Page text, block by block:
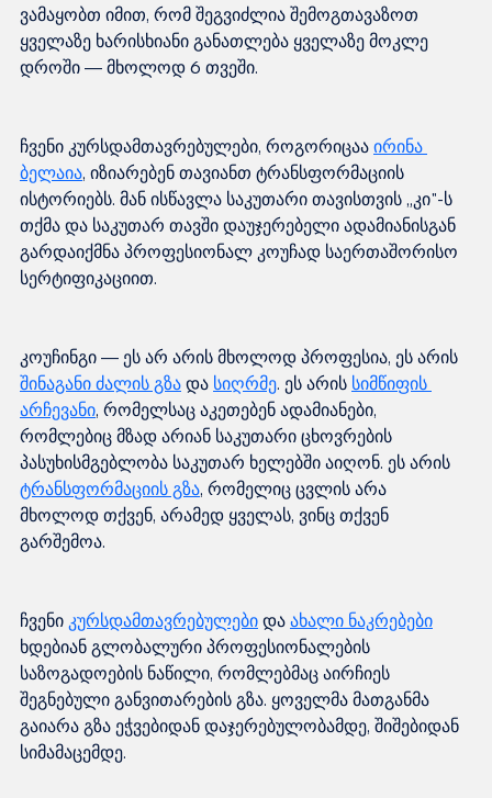
ვამაყობთ იმით, რომ შეგვიძლია შემოგთავაზოთ
ყველაზე ხარისხიანი განათლება ყველაზე მოკლე
ჩვენი კურსდამთავრებულები, როგორიცაა ირინა
ბელაია, იზიარებენ თავიანთ ტრანსფორმაციის
ისტორიებს. მან ისწავლა საკუთარი თავისთვის „კი"-ს
თქმა და საკუთარ თავში დაუჯერებელი ადამიანისგან
გარდაიქმნა პროფესიონალ კოუჩად საერთაშორისო
კოუჩინგი — ეს არ არის მხოლოდ პროფესია, ეს არის
შინაგანი ძალის გზა და სიღრმე. ეს არის სიმწიფის
არჩევანი, რომელსაც აკეთებენ ადამიანები,
რომლებიც მზად არიან საკუთარი ცხოვრების
პასუხისმგებლობა საკუთარ ხელებში აიღონ. ეს არის
ტრანსფორმაციის გზა, რომელიც ცვლის არა
მხოლოდ თქვენ, არამედ ყველას, ვინც თქვენ
ჩვენი კურსდამთავრებულები და ახალი ნაკრებები
ხდებიან გლობალური პროფესიონალების
საზოგადოების ნაწილი, რომლებმაც აირჩიეს
შეგნებული განვითარების გზა. ყოველმა მათგანმა
გაიარა გზა ეჭვებიდან დაჯერებულობამდე, შიშებიდან